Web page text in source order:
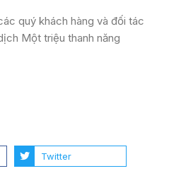
quý khách hàng và đối tác
Một triệu thanh năng
Twitter